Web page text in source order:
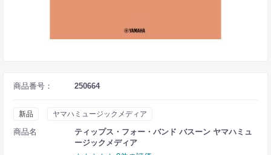
商品番号： 250664
新品 ヤマハミュージックメディア
商品名
ティップス・フォー・バンド バスーン ヤマハミュ
ージックメディア